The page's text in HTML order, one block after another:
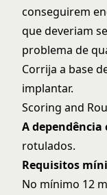
conseguirem
que deveriam
problema de
Corrija a base
implantar.
Scoring and
A dependência
rotulados.
Requisitos
No mínimo 12